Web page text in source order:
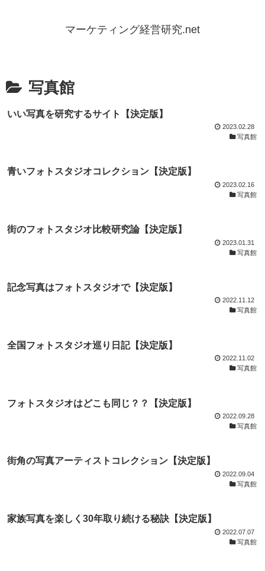
マーケティング経営研究.net
写真館
いい写真を研究するサイト【決定版】
2023.02.28
写真館
青いフォトスタジオコレクション【決定版】
2023.02.16
写真館
街のフォトスタジオ比較研究論【決定版】
2023.01.31
写真館
記念写真はフォトスタジオで【決定版】
2022.11.12
写真館
全国フォトスタジオ巡り日記【決定版】
2022.11.02
写真館
フォトスタジオはどこも同じ？？【決定版】
2022.09.28
写真館
街角の写真アーティストコレクション【決定版】
2022.09.04
写真館
家族写真を楽しく30年取り続ける秘訣【決定版】
2022.07.07
写真館